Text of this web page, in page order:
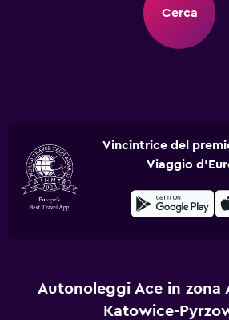
Cerca
Vincintrice del
Viaggio
Autonoleggi Ace in zona
Katowice-